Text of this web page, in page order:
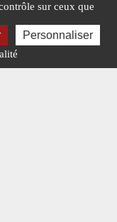
368 OCTOBRE 2023
sur ceux que
Personnaliser